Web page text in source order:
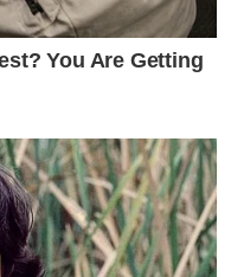
You Are Getting